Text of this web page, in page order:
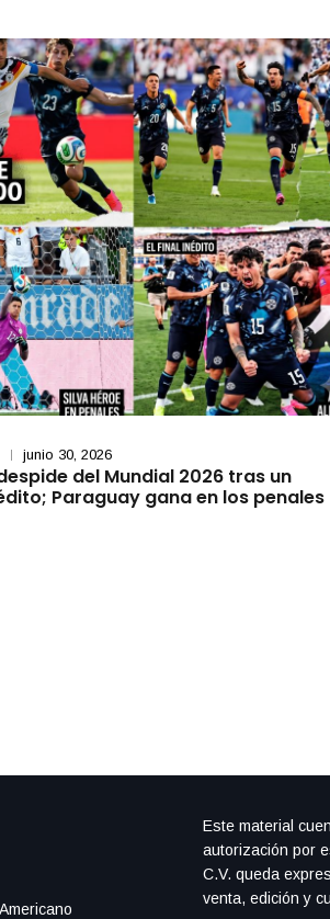
junio 30, 2026
del Mundial 2026 tras un
Paraguay gana en los penales
Este material
autorización por
C.V. queda
venta, edición y